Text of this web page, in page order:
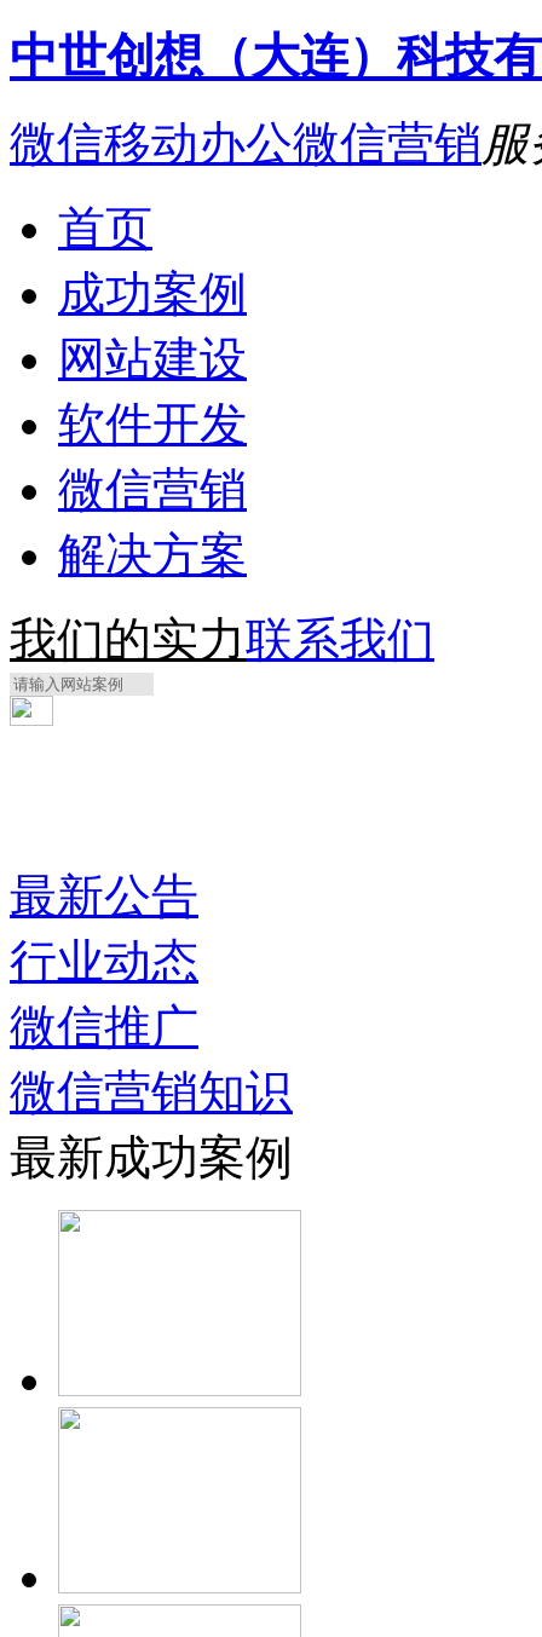
中世创想（大连）科技
微信移动办公微信营销服
首页
成功案例
网站建设
软件开发
微信营销
解决方案
我们的实力联系我们
最新公告
行业动态
微信推广
微信营销知识
最新成功案例